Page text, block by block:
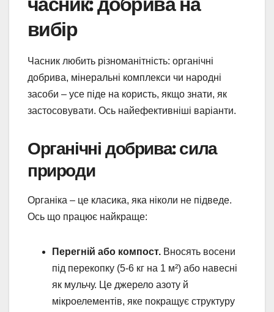
вибір
Часник любить різноманітність: органічні
добрива, мінеральні комплекси чи народні
засоби – усе піде на користь, якщо знати, як
застосовувати. Ось найефективніші варіанти.
Органічні добрива: сила
природи
Органіка – це класика, яка ніколи не підведе.
Ось що працює найкраще:
Перегній або компост. Вносять восени
під перекопку (5-6 кг на 1 м²) або навесні
як мульчу. Це джерело азоту й
мікроелементів, яке покращує структуру